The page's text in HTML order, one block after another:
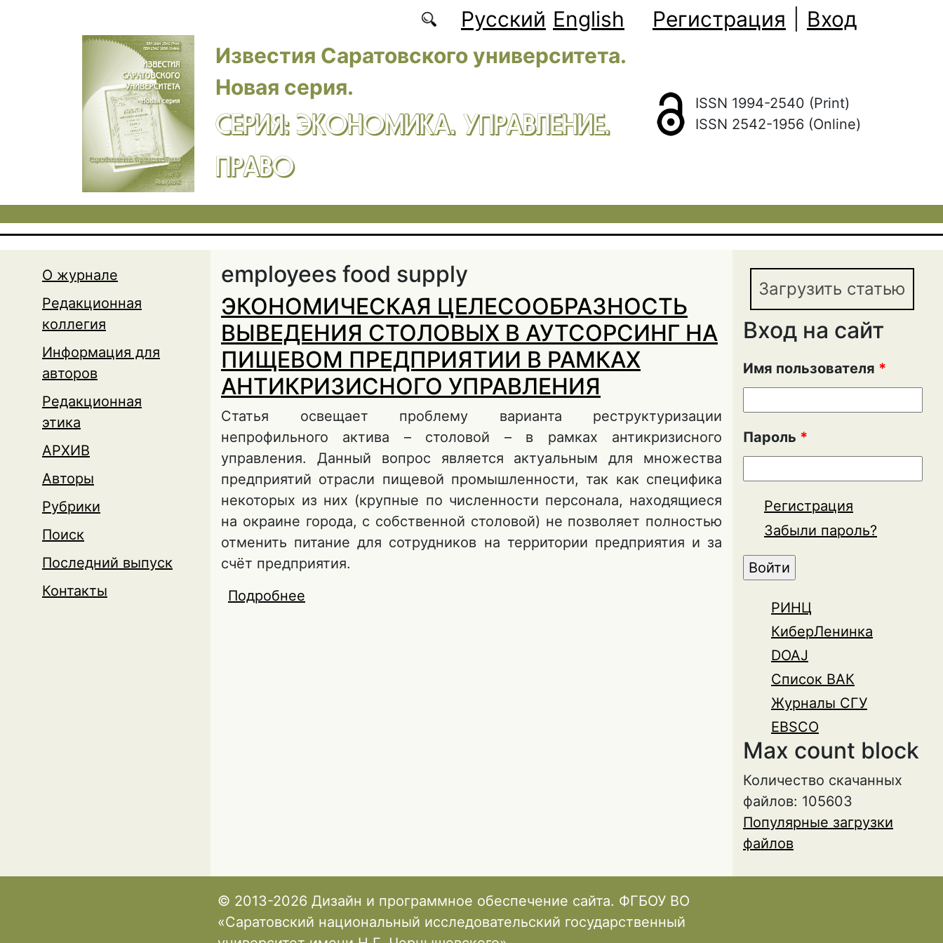
Русский English Регистрация
Вход
Известия Саратовского университета.
Новая серия.
СЕРИЯ: ЭКОНОМИКА. УПРАВЛЕНИЕ.
ПРАВО
ISSN 1994-2540 (Print)
ISSN 2542-1956 (Online)
О журнале
Редакционная
коллегия
Информация для
авторов
Редакционная
этика
АРХИВ
Авторы
Рубрики
Поиск
Последний выпуск
Контакты
employees food supply
ЭКОНОМИЧЕСКАЯ ЦЕЛЕСООБРАЗНОСТЬ
ВЫВЕДЕНИЯ СТОЛОВЫХ В АУТСОРСИНГ НА
ПИЩЕВОМ ПРЕДПРИЯТИИ В РАМКАХ
АНТИКРИЗИСНОГО УПРАВЛЕНИЯ
Статья освещает проблему варианта реструктуризации
непрофильного актива – столовой – в рамках антикризисного
управления. Данный вопрос является актуальным для множества
предприятий отрасли пищевой промышленности, так как специфика
некоторых из них (крупные по численности персонала, находящиеся
на окраине города, с собственной столовой) не позволяет полностью
отменить питание для сотрудников на территории предприятия и за
счёт предприятия.
Подробнее
Загрузить статью
Вход на сайт
Имя пользователя *
Пароль *
Регистрация
Забыли пароль?
РИНЦ
КиберЛенинка
DOAJ
Список ВАК
Журналы СГУ
EBSCO
Max count block
Количество скачанных
файлов: 105603
Популярные загрузки
файлов
© 2013-2026 Дизайн и программное обеспечение сайта. ФГБОУ ВО
«Саратовский национальный исследовательский государственный